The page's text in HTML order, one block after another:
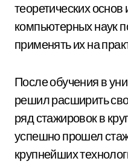
теоретических
компьютерных наук
применять их на
После обучения в
решил расширить
ряд стажировок в
успешно прошел
крупнейших